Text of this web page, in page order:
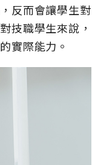
反而會讓學生對
技職學生來說，
實際能力。